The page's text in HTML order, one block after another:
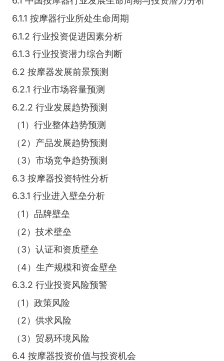
6.1.1 按摩器行业所处生命周期
6.1.2 行业投资促进因素分析
6.1.3 行业投资潜力综合判断
6.2 按摩器发展前景预测
6.2.1 行业市场容量预测
6.2.2 行业发展趋势预测
（1）行业整体趋势预测
（2）产品发展趋势预测
（3）市场竞争趋势预测
6.3 按摩器投资特性分析
6.3.1 行业进入壁垒分析
（1）品牌壁垒
（2）技术壁垒
（3）认证和资质壁垒
（4）生产规模和资金壁垒
6.3.2 行业投资风险预警
（1）政策风险
（2）供求风险
（3）贸易环境风险
6.4 按摩器投资价值与投资机会